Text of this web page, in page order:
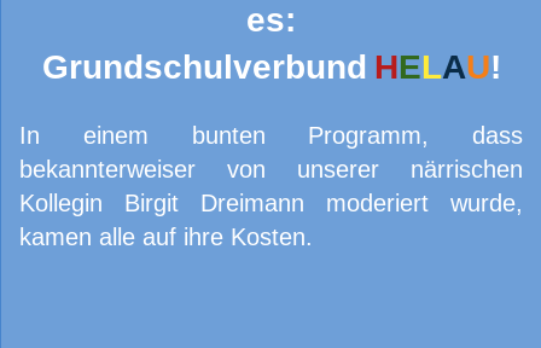
es:
Grundschulverbund HELAU!
In einem bunten Programm, dass
bekannterweiser von unserer närrischen
Kollegin Birgit Dreimann moderiert wurde,
kamen alle auf ihre Kosten.